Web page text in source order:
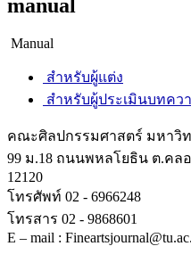
manual
Manual
สำหรับผู้แต่ง
สำหรับผู้ประเมินบทคว
คณะศิลปกรรมศาสตร์ มหาวิ
99 ม.18 ถนนพหลโยธิน ต.คล
12120
โทรศัพท์ 02 - 6966248
โทรสาร 02 - 9868601
E – mail :